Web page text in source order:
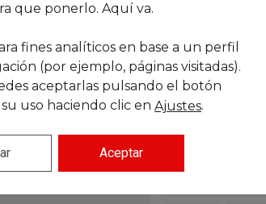
concurso
diputación
que ponerlo. Aquí va.
fines analíticos en base a un perfil
(por ejemplo, páginas visitadas).
aceptarlas pulsando el botón
uso haciendo clic en Ajustes.
Aceptar